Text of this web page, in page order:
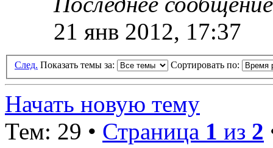
21 янв 2012, 17:37
След. Показать темы за: Сортировать по:
Начать новую тему
Тем: 29 • Страница 1 из 2